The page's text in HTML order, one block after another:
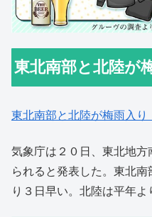
東北南部と北陸
東北南部と北陸が梅雨入
気象庁は２０日、東北地
られると発表した。東北
り３日早い。北陸は平年よ